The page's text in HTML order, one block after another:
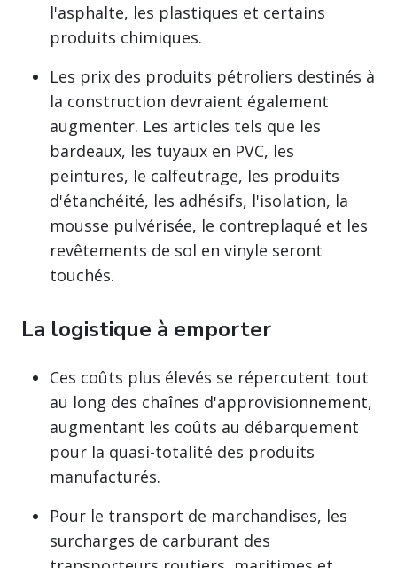
l'asphalte, les plastiques et certains
produits chimiques.
Les prix des produits pétroliers destinés à
la construction devraient également
augmenter. Les articles tels que les
bardeaux, les tuyaux en PVC, les
peintures, le calfeutrage, les produits
d'étanchéité, les adhésifs, l'isolation, la
mousse pulvérisée, le contreplaqué et les
revêtements de sol en vinyle seront
touchés.
La logistique à emporter
Ces coûts plus élevés se répercutent tout
au long des chaînes d'approvisionnement,
augmentant les coûts au débarquement
pour la quasi-totalité des produits
manufacturés.
Pour le transport de marchandises, les
surcharges de carburant des